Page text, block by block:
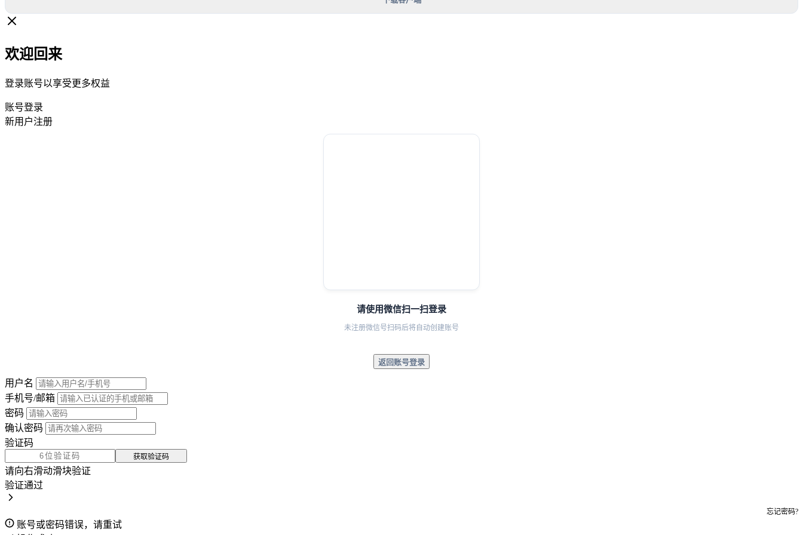
欢迎回来
登录账号以享受更多权益
账号登录
新用户注册
请使用微信扫一扫登录
未注册微信号扫码后将自动创建账号
返回账号登录
用户名
手机号/邮箱
密码
确认密码
验证码
获取验证码
请向右滑动滑块验证
验证通过
忘记密码?
账号或密码错误，请重试